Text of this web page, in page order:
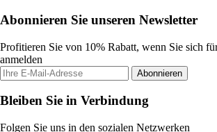
Abonnieren Sie unseren Newsletter
Profitieren Sie von 10% Rabatt, wenn Sie sich
anmelden
Abonnieren
Bleiben Sie in Verbindung
Folgen Sie uns in den sozialen Netzwerken